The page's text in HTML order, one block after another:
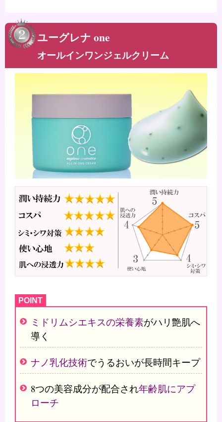
ユーグレナ one
オールインワンジェルクリーム
ミドリムシエキスの栄養素がハリ艶肌へ
導く
ナノ乳化技術でうるおいが長時間キープ
8つの美容成分が配合され年齢肌にアプ
ローチ